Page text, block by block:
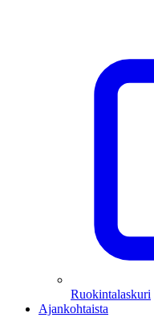
Ruokintalaskuri
Ajankohtaista